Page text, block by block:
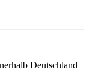
Deutschland